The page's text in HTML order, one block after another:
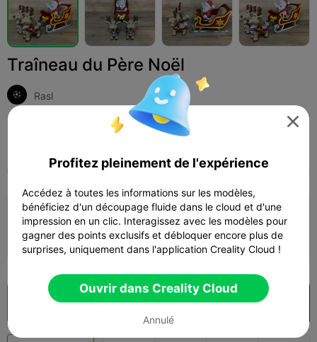
Traîneau du Père Noël
Rasl
Imprimantes 3D
K2 Plus
0.2mm layer, 2 walls, 15% infill
 09h 49m  4 plates  244.80g
Découpes Ouvrir dans Creality Cloud

Profitez pleinement de l'expérience
Accédez à toutes les informations sur les modèles,
bénéficiez d'un découpage fluide dans le cloud et d'une
impression en un clic. Interagissez avec les modèles pour
gagner des points exclusifs et débloquer encore plus de
surprises, uniquement dans l'application Creality Cloud !
Ouvrir dans Creality Cloud
Annulé